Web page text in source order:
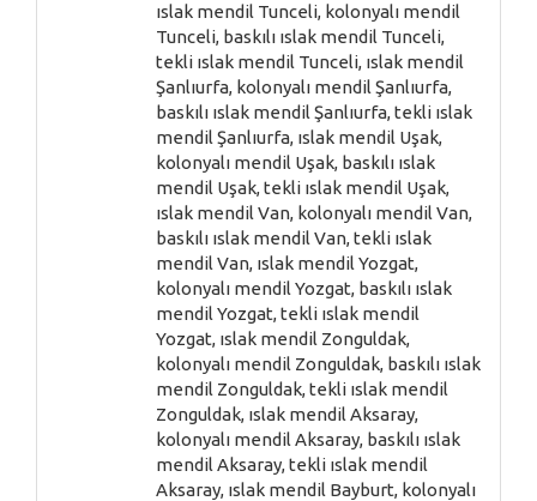
ıslak mendil Tunceli, kolonyalı mendil
Tunceli, baskılı ıslak mendil Tunceli,
tekli ıslak mendil Tunceli, ıslak mendil
Şanlıurfa, kolonyalı mendil Şanlıurfa,
baskılı ıslak mendil Şanlıurfa, tekli ıslak
mendil Şanlıurfa, ıslak mendil Uşak,
kolonyalı mendil Uşak, baskılı ıslak
mendil Uşak, tekli ıslak mendil Uşak,
ıslak mendil Van, kolonyalı mendil Van,
baskılı ıslak mendil Van, tekli ıslak
mendil Van, ıslak mendil Yozgat,
kolonyalı mendil Yozgat, baskılı ıslak
mendil Yozgat, tekli ıslak mendil
Yozgat, ıslak mendil Zonguldak,
kolonyalı mendil Zonguldak, baskılı ıslak
mendil Zonguldak, tekli ıslak mendil
Zonguldak, ıslak mendil Aksaray,
kolonyalı mendil Aksaray, baskılı ıslak
mendil Aksaray, tekli ıslak mendil
Aksaray, ıslak mendil Bayburt, kolonyalı